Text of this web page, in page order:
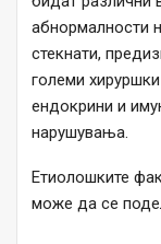
абнормалности
стекнати,
големи
ендокрини и
нарушувања.
Етиолошките
може да се